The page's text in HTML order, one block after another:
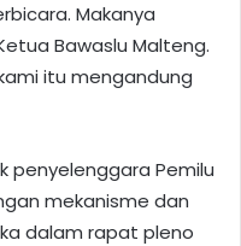
Makanya
Bawaslu Malteng.
itu mengandung
penyelenggara Pemilu
mekanisme dan
dalam rapat pleno